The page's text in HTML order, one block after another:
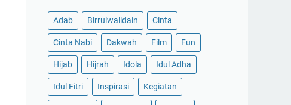
Adab Birrulwalidain Cinta
Cinta Nabi Dakwah Film Fun
Hijab Hijrah Idola Idul Adha
Idul Fitri Inspirasi Kegiatan